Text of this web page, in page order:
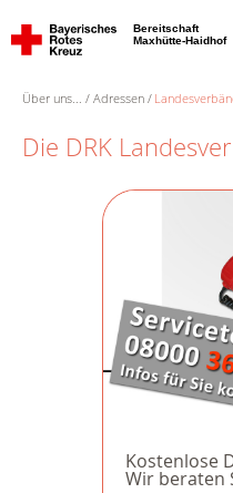
Bereitschaft
Maxhütte-Haidhof
Über uns... Adressen
Die DRK
Kostenlose
Wir beraten